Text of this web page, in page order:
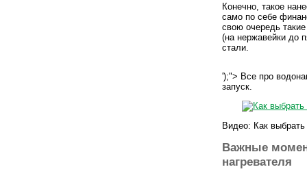
Конечно, такое
само по себе
свою очередь
(на нержавейки до
стали.
');"> Все про
запуск.
Видео: Как выбрать
Важные
нагревателя